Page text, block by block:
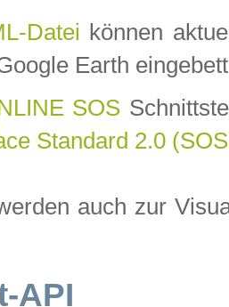
Datei können
Earth
SOS
Standard 2.0
auch zur
API